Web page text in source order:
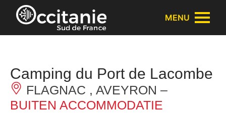
Cookies beheer paneel
MENU
Camping du Port de Lacombe
FLAGNAC , AVEYRON –
BUITEN ACCOMMODATIE